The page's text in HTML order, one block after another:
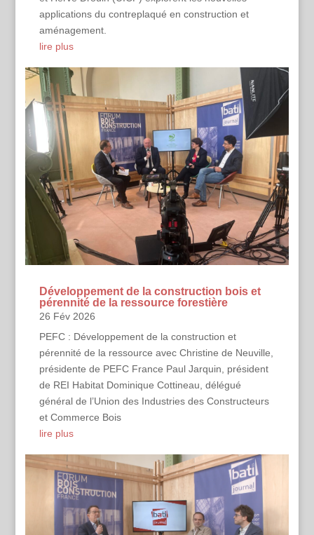
applications du contreplaqué en construction et
aménagement.
lire plus
Développement de la construction bois et
pérennité de la ressource forestière
26 Fév 2026
PEFC : Développement de la construction et
pérennité de la ressource avec Christine de Neuville,
présidente de PEFC France Paul Jarquin, président
de REI Habitat Dominique Cottineau, délégué
général de l’Union des Industries des Constructeurs
et Commerce Bois
lire plus